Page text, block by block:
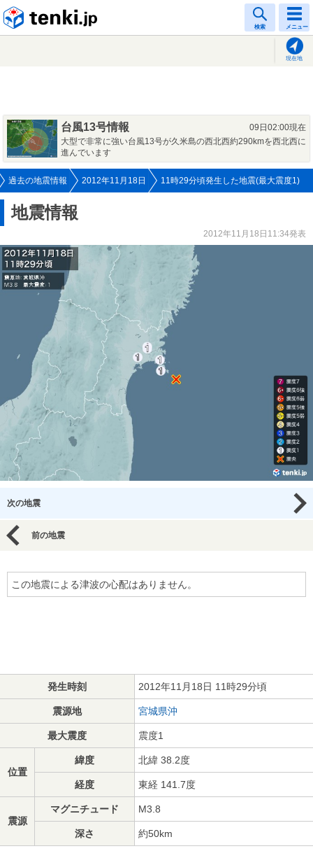
検索 メニュー
現在地
台風13号情報
09日02:00現在
大型で非常に強い台風13号が久米島の西北西約290kmを西北西に
進んでいます
過去の地震情報 2012年11月18日 11時29分頃発生した地震(最大震度1)
地震情報
2012年11月18日11:34発表
次の地震
前の地震
この地震による津波の心配はありません。
発生時刻 2012年11月18日 11時29分頃
震源地 宮城県沖
最大震度 震度1
位置
緯度 北緯 38.2度
経度 東経 141.7度
震源
マグニチュード M3.8
深さ 約50km